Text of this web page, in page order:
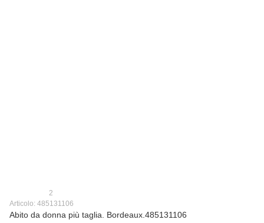
2
Articolo: 485131106
Abito da donna più taglia. Bordeaux.485131106